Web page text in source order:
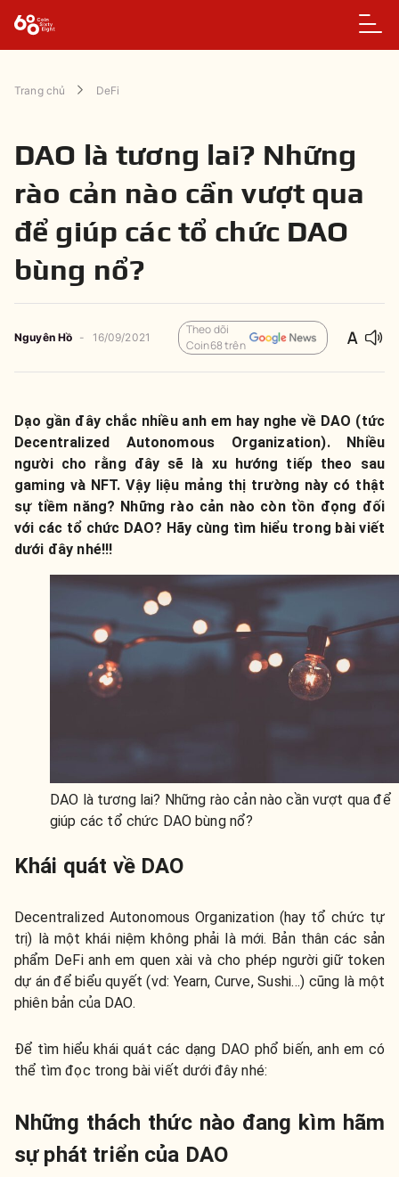
Trang chủ DeFi
DAO là tương lai? Những
rào cản nào cần vượt qua
để giúp các tổ chức DAO
bùng nổ?
Nguyên Hồ - 16/09/2021
Theo dõi
Coin68 trên
Dạo gần đây chắc nhiều anh em hay nghe về DAO (tức
Decentralized Autonomous Organization). Nhiều
người cho rằng đây sẽ là xu hướng tiếp theo sau
gaming và NFT. Vậy liệu mảng thị trường này có thật
sự tiềm năng? Những rào cản nào còn tồn đọng đối
với các tổ chức DAO? Hãy cùng tìm hiểu trong bài viết
dưới đây nhé!!!
DAO là tương lai? Những rào cản nào cần vượt qua để
giúp các tổ chức DAO bùng nổ?
Khái quát về DAO
Decentralized Autonomous Organization (hay tổ chức tự
trị) là một khái niệm không phải là mới. Bản thân các sản
phẩm DeFi anh em quen xài và cho phép người giữ token
dự án để biểu quyết (vd: Yearn, Curve, Sushi…) cũng là một
phiên bản của DAO.
Để tìm hiểu khái quát các dạng DAO phổ biến, anh em có
thể tìm đọc trong bài viết dưới đây nhé:
Những thách thức nào đang kìm hãm
sự phát triển của DAO